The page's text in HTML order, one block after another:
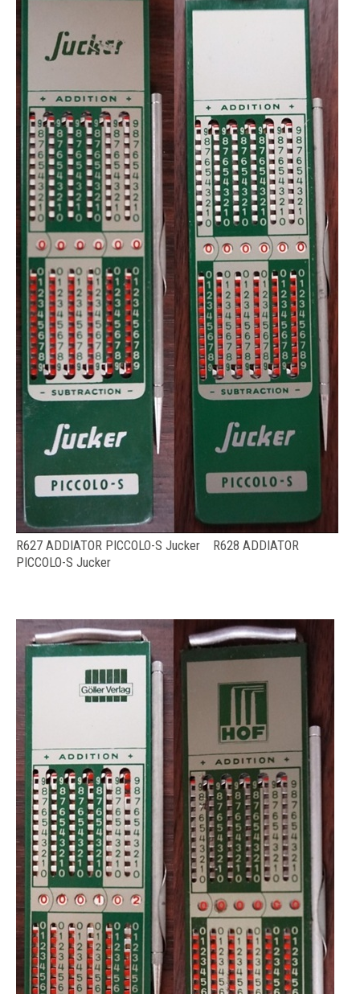
R627 ADDIATOR PICCOLO-S Jucker R628 ADDIATOR
PICCOLO-S Jucker